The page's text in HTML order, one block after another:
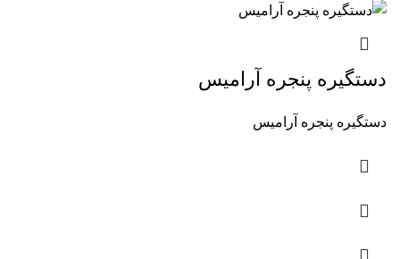
دستگیره پنجره آرامیس
دستگیره پنجره آرامیس